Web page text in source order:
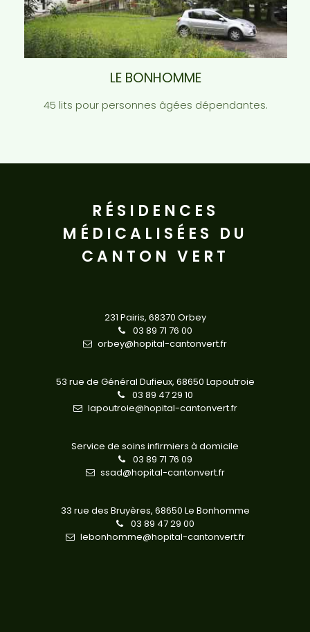
LE BONHOMME
45 lits pour personnes âgées dépendantes.
RÉSIDENCES
MÉDICALISÉES DU
CANTON VERT
231 Pairis, 68370 Orbey
03 89 71 76 00
orbey@hopital-cantonvert.fr
53 rue de Général Dufieux, 68650 Lapoutroie
03 89 47 29 10
lapoutroie@hopital-cantonvert.fr
Service de soins infirmiers à domicile
03 89 71 76 09
ssad@hopital-cantonvert.fr
33 rue des Bruyères, 68650 Le Bonhomme
03 89 47 29 00
lebonhomme@hopital-cantonvert.fr